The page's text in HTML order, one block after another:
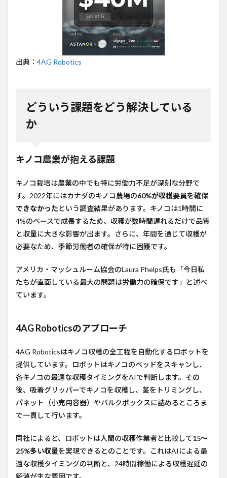
出典： 4AG Robotics
どういう課題をどう解決している
か
キノコ農業が抱える課題
キノコ栽培は農業の中でも特に労働力不足が深刻な分野で
す。2022年にはカナダのキノコ農場の60%が収穫要員を確保
できなかったという調査結果があります。キノコは1時間に
4%のペースで成長するため、収穫が数時間遅れるだけで品質
と収量に大きな影響が出ます。さらに、年間を通じて収穫が
必要なため、季節労働者の確保が特に困難です。
アメリカ・マッシュルーム協会のLaura Phelps氏も「今日私
たちが直面している最大の問題は労働力の確保です」と述べ
ています。
4AG Roboticsのアプローチ
4AG Roboticsはキノコ収穫の全工程を自動化するロボットを
提供しています。ロボットはキノコのベッドをスキャンし、
各キノコの最適な収穫タイミングをAIで判断します。その
後、吸着グリッパーでキノコを収穫し、茎をトリミングし、
パネット（小売用容器）やバルクボックスに詰めるところま
で一貫して行います。
同社によると、ロボットは人間の収穫作業者と比較して15〜
25%多い収量を実現できるとのことです。これはAIによる最
適な収穫タイミングの判断と、24時間稼働による収穫遅延の